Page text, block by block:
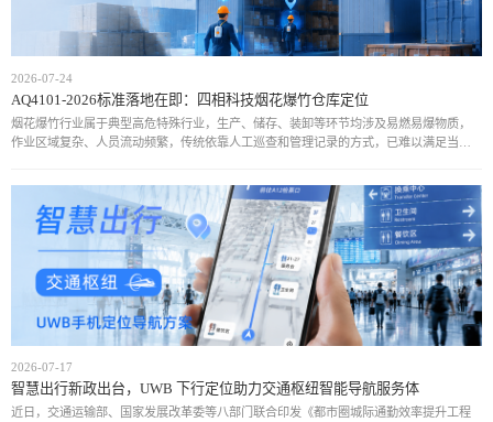
2026-07-24
AQ4101-2026标准落地在即：四相科技烟花爆竹仓库定位
烟花爆竹行业属于典型高危特殊行业，生产、储存、装卸等环节均涉及易燃易爆物质，
作业区域复杂、人员流动频繁，传统依靠人工巡查和管理记录的方式，已难以满足当前
2026-07-17
智慧出行新政出台，UWB 下行定位助力交通枢纽智能导航服务体
近日，交通运输部、国家发展改革委等八部门联合印发《都市圈城际通勤效率提升工程